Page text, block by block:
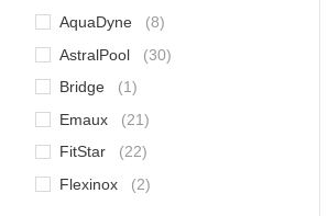
AquaDyne
(8)
AstralPool
(30)
Bridge
(1)
Emaux
(21)
FitStar
(22)
Flexinox
(2)